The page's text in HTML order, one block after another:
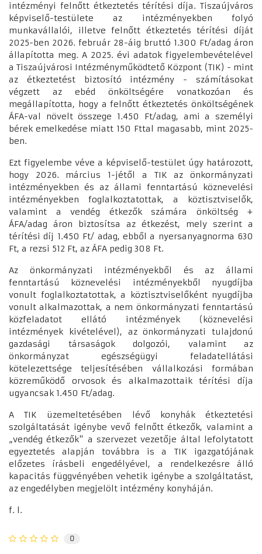
intézményi felnőtt étkeztetés térítési díja. Tiszaújváros
képviselő-testülete az intézményekben folyó
munkavállalói, illetve felnőtt étkeztetés térítési díját
2025-ben 2026. február 28-áig bruttó 1.300 Ft/adag áron
állapította meg. A 2025. évi adatok figyelembevételével
a Tiszaújvárosi Intézményműködtető Központ (TIK) - mint
az étkeztetést biztosító intézmény - számításokat
végzett az ebéd önköltségére vonatkozóan és
megállapította, hogy a felnőtt étkeztetés önköltségének
ÁFA-val növelt összege 1.450 Ft/adag, ami a személyi
bérek emelkedése miatt 150 Fttal magasabb, mint 2025-
ben.
Ezt figyelembe véve a képviselő-testület úgy határozott,
hogy 2026. március 1-jétől a TIK az önkormányzati
intézményekben és az állami fenntartású köznevelési
intézményekben foglalkoztatottak, a köztisztviselők,
valamint a vendég étkezők számára önköltség +
ÁFA/adag áron biztosítsa az étkezést, mely szerint a
térítési díj 1.450 Ft/ adag, ebből a nyersanyagnorma 630
Ft, a rezsi 512 Ft, az ÁFA pedig 308 Ft.
Az önkormányzati intézményekből és az állami
fenntartású köznevelési intézményekből nyugdíjba
vonult foglalkoztatottak, a köztisztviselőként nyugdíjba
vonult alkalmazottak, a nem önkormányzati fenntartású
közfeladatot ellátó intézmények (köznevelési
intézmények kivételével), az önkormányzati tulajdonú
gazdasági társaságok dolgozói, valamint az
önkormányzat egészségügyi feladatellátási
kötelezettsége teljesítésében vállalkozási formában
közreműködő orvosok és alkalmazottaik térítési díja
ugyancsak 1.450 Ft/adag.
A TIK üzemeltetésében lévő konyhák étkeztetési
szolgáltatását igénybe vevő felnőtt étkezők, valamint a
„vendég étkezők" a szervezet vezetője által lefolytatott
egyeztetés alapján továbbra is a TIK igazgatójának
előzetes írásbeli engedélyével, a rendelkezésre álló
kapacitás függvényében vehetik igénybe a szolgáltatást,
az engedélyben megjelölt intézmény konyháján.
f. l.
0